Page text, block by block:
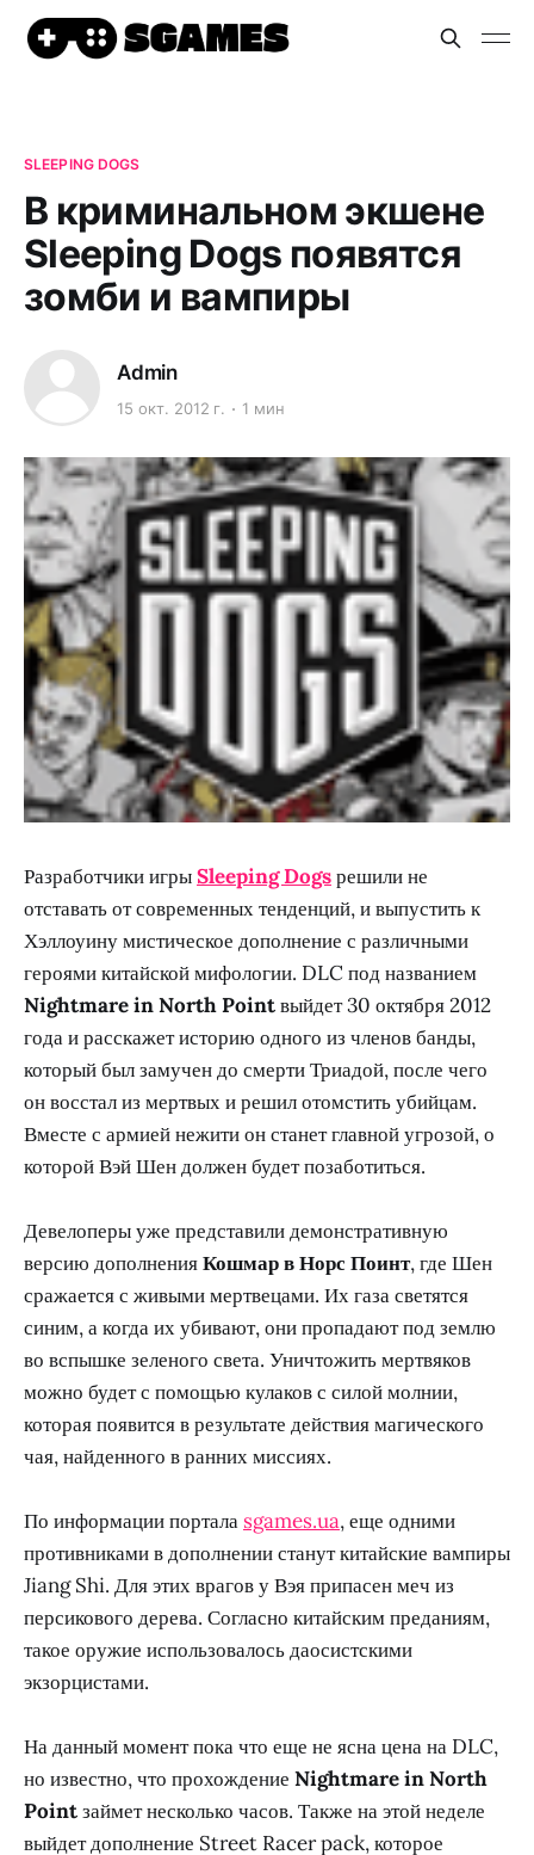
SLEEPING DOGS
В криминальном экшене
Sleeping Dogs появятся
зомби и вампиры
Admin
15 окт. 2012 г. 1 мин
Разработчики игрыSleeping Dogsрешили не
отставать от современных тенденций, и выпустить к
Хэллоуину мистическое дополнение с различными
героями китайской мифологии. DLC под названием
Nightmare in North Pointвыйдет 30 октября 2012
года и расскажет историю одного из членов банды,
который был замучен до смерти Триадой, после чего
он восстал из мертвых и решил отомстить убийцам.
Вместе с армией нежити он станет главной угрозой, о
которой Вэй Шен должен будет позаботиться.
Девелоперы уже представили демонстративную
версию дополненияКошмар в Норс Поинт, где Шен
сражается с живыми мертвецами. Их газа светятся
синим, а когда их убивают, они пропадают под землю
во вспышке зеленого света. Уничтожить мертвяков
можно будет с помощью кулаков с силой молнии,
которая появится в результате действия магического
чая, найденного в ранних миссиях.
По информации портала sgames.ua, еще одними
противниками в дополнении станут китайские вампиры
Jiang Shi. Для этих врагов у Вэя припасен меч из
персикового дерева. Согласно китайским преданиям,
такое оружие использовалось даосистскими
экзорцистами.
На данный момент пока что еще не ясна цена на DLC,
но известно, что прохождение Nightmare in North
Pointзаймет несколько часов. Также на этой неделе
выйдет дополнение Street Racer pack, которое